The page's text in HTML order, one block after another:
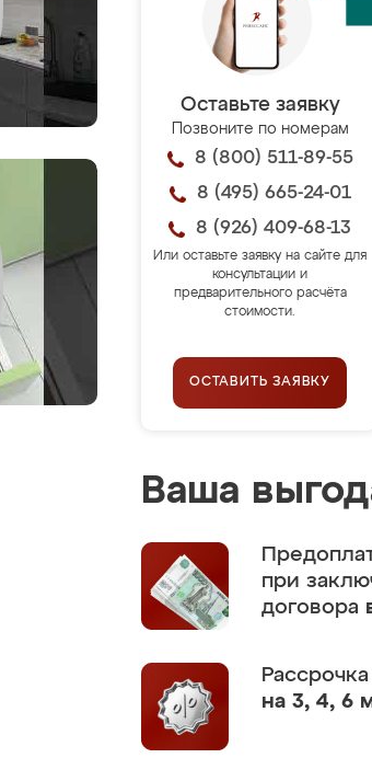
Оставьте заявку
Позвоните по номерам
8 (800) 511-89-55
8 (495) 665-24-01
8 (926) 409-68-13
Или оставьте заявку на сайте для
консультации и
предварительного расчёта
стоимости.
ОСТАВИТЬ ЗАЯВКУ
Ваша
при
договора
Рассрочка
на 3, 4, 6